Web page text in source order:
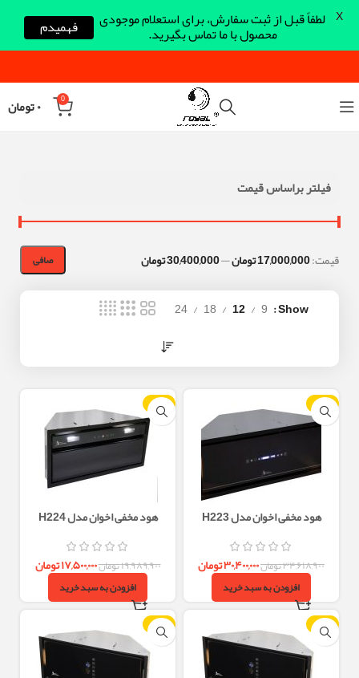
0 ۰تومان
فیلتر براساس قیمت
صافی قيمت:17,000,000 تومان —30,400,000 تومان
Show
9
12
18
24
-12%
هود مخفی اخوان مدل H223
۳۴,۶۱۸,۹۰۰تومان۳۰,۴۰۰,۰۰۰تومان
افزودن به سبد خرید
-12%
هود مخفی اخوان مدل H224
۱۹,۹۸۹,۹۰۰تومان۱۷,۵۰۰,۰۰۰تومان
افزودن به سبد خرید
-12%
-12%
لطفاً قبل از ثبت سفارش، برای استعلام موجودی
محصول با ما تماس بگیرید. فهمیدم X